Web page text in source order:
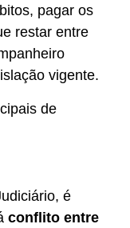
pagar os
restar entre
vigente.
de
é
conflito entre